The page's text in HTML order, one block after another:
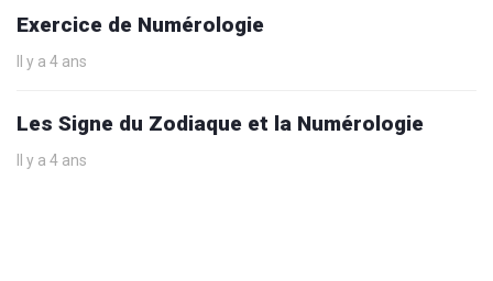
Exercice de Numérologie
Il y a 4 ans
Les Signe du Zodiaque et la Numérologie
Il y a 4 ans